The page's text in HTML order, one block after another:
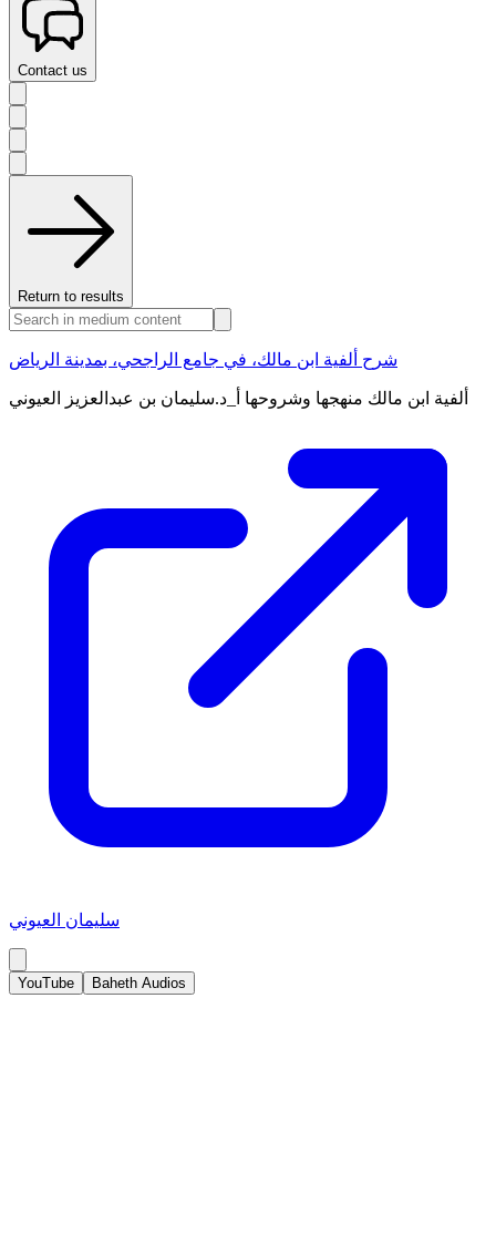
Contact us
Return to results
شرح ألفية ابن مالك، في جامع الراجحي، بمدينة الرياض
ألفية ابن مالك منهجها وشروحها أ_د.سليمان بن عبدالعزيز العيوني
سليمان العيوني
YouTube Baheth Audios